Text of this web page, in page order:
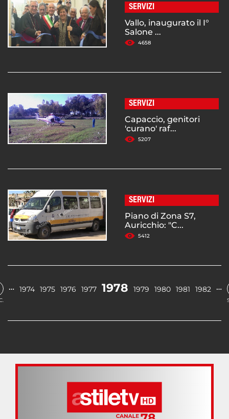
SERVIZI
Vallo, inaugurato il I°
Salone ...
4658
SERVIZI
Capaccio, genitori
'curano' raf...
5207
SERVIZI
Piano di Zona S7,
Auricchio: "C...
5412
… 1974 1975 1976 1977 1978 1979 1980 1981 1982 …